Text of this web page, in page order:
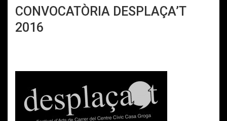
CONVOCATÒRIA DESPLAÇA’T
2016